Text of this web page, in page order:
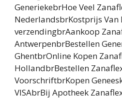
GeneriekebrHoe Veel
NederlandsbrKostprijs Van
verzendingbrAankoop
AntwerpenbrBestellen
GhentbrOnline Kopen
HollandbrBestellen
VoorschriftbrKopen
VISAbrBij Apotheek